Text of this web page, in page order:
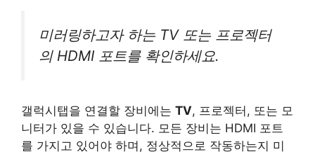
미러링하고자 하는 TV 또는 프로젝터
의 HDMI 포트를 확인하세요.
갤럭시탭을 연결할 장비에는 TV, 프로젝터, 또는 모
니터가 있을 수 있습니다. 모든 장비는 HDMI 포트
를 가지고 있어야 하며, 정상적으로 작동하는지 미